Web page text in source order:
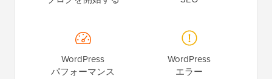
WordPress
パフォーマンス
WordPress
エラー